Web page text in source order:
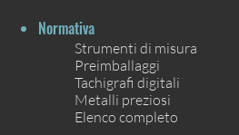
Normativa
Strumenti di misura
Preimballaggi
Tachigrafi digitali
Metalli preziosi
Elenco completo